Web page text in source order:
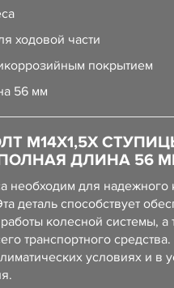
ходовой части
покрытием
56 мм
М14Х1,5Х
ДЛИНА 56
необходим для
деталь способствует
колесной системы, а
транспортного
условиях и в